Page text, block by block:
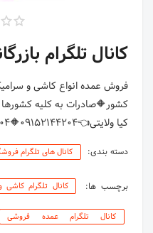
کانال تلگرام
فروش عمده انواع کاشی و
کیا ولایتی👈۰۹۱۵۲۱۴۴۲۰۴🔶۰۹۱۵۸۹۴۹۶۰۴
دسته بندی: کانال های تلگرام
برچسب ها: کانال تلگرام
کانال تلگرام عمده فروشی